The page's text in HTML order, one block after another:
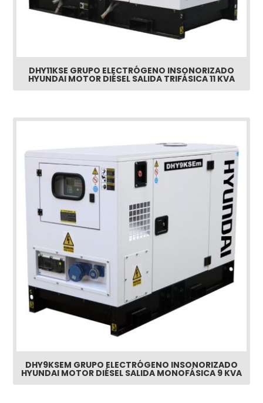
DHY11KSE GRUPO ELECTRÓGENO INSONORIZADO
HYUNDAI MOTOR DIÉSEL SALIDA TRIFÁSICA 11 KVA
DHY9KSEM GRUPO ELECTRÓGENO INSONORIZADO
HYUNDAI MOTOR DIÉSEL SALIDA MONOFÁSICA 9 KVA